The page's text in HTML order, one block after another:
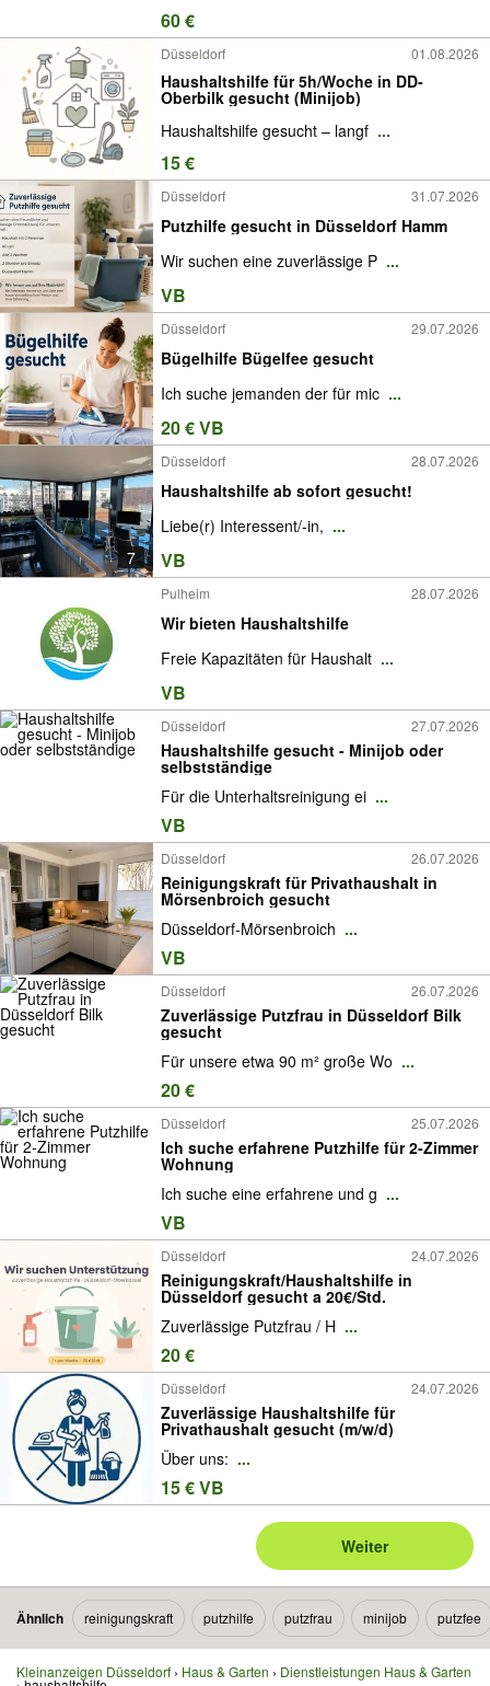
60 €
Düsseldorf 01.08.2026
Haushaltshilfe für 5h/Woche in DD-
Oberbilk gesucht (Minijob)
Haushaltshilfe gesucht – langf ...
15 €
Düsseldorf 31.07.2026
Putzhilfe gesucht in Düsseldorf Hamm
Wir suchen eine zuverlässige P ...
VB
Düsseldorf 29.07.2026
Bügelhilfe Bügelfee gesucht
Ich suche jemanden der für mic ...
20 € VB
7
Düsseldorf 28.07.2026
Haushaltshilfe ab sofort gesucht!
Liebe(r) Interessent/-in, ...
VB
Pulheim 28.07.2026
Wir bieten Haushaltshilfe
Freie Kapazitäten für Haushalt ...
VB
Düsseldorf 27.07.2026
Haushaltshilfe gesucht - Minijob oder
selbstständige
Für die Unterhaltsreinigung ei ...
VB
Düsseldorf 26.07.2026
Reinigungskraft für Privathaushalt in
Mörsenbroich gesucht
Düsseldorf-Mörsenbroich ...
VB
Düsseldorf 26.07.2026
Zuverlässige Putzfrau in Düsseldorf Bilk
gesucht
Für unsere etwa 90 m² große Wo ...
20 €
Düsseldorf 25.07.2026
Ich suche erfahrene Putzhilfe für 2-Zimmer
Wohnung
Ich suche eine erfahrene und g ...
VB
Düsseldorf 24.07.2026
Reinigungskraft/Haushaltshilfe in
Düsseldorf gesucht a 20€/Std.
Zuverlässige Putzfrau / H ...
20 €
Düsseldorf 24.07.2026
Zuverlässige Haushaltshilfe für
Privathaushalt gesucht (m/w/d)
Über uns: ...
15 € VB
Weiter
Ähnlich reinigungskraft putzhilfe putzfrau minijob putzfee
Kleinanzeigen Düsseldorf Haus & Garten Dienstleistungen Haus & Garten